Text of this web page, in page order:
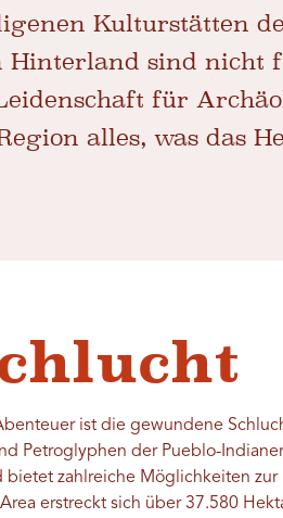
Kulturstätten
Hinterland sind nicht
für
alles, was das
ist die gewundene
Petroglyphen der Pueblo-
zahlreiche Möglichkeiten
erstreckt sich über 37.580